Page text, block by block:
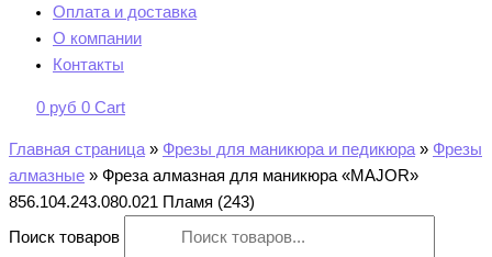
Оплата и доставка
О компании
Контакты
0 руб 0 Cart
Главная страница» Фрезы для маникюра и педикюра» Фрезы
алмазные » Фреза алмазная для маникюра «MAJOR»
856.104.243.080.021 Пламя (243)
Поиск товаров